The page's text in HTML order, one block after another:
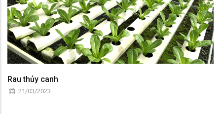
Rau thủy canh
21/03/2023